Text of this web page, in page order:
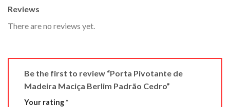
Reviews
There are no reviews yet.
Be the first to review “Porta Pivotante de
Madeira Maciça Berlim Padrão Cedro”
Your rating*